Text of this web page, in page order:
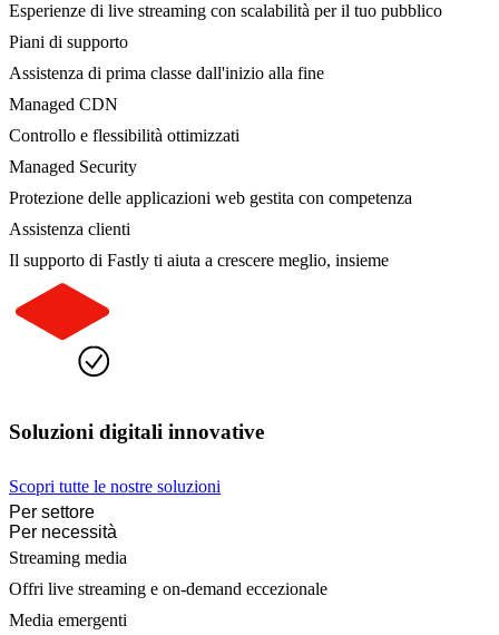
Esperienze di live streaming con scalabilità per il tuo pubblico
Piani di supporto
Assistenza di prima classe dall'inizio alla fine
Managed CDN
Controllo e flessibilità ottimizzati
Managed Security
Protezione delle applicazioni web gestita con competenza
Assistenza clienti
Il supporto di Fastly ti aiuta a crescere meglio, insieme
Soluzioni digitali innovative
Scopri tutte le nostre soluzioni
Per settore
Per necessità
Streaming media
Offri live streaming e on-demand eccezionale
Media emergenti